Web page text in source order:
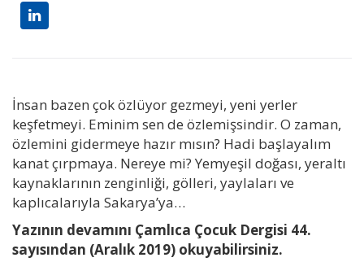
İnsan bazen çok özlüyor gezmeyi, yeni yerler
keşfetmeyi. Eminim sen de özlemişsindir. O zaman,
özlemini gidermeye hazır mısın? Hadi başlayalım
kanat çırpmaya. Nereye mi? Yemyeşil doğası, yeraltı
kaynaklarının zenginliği, gölleri, yaylaları ve
kaplıcalarıyla Sakarya’ya…
Yazının devamını Çamlıca Çocuk Dergisi 44.
sayısından (Aralık 2019) okuyabilirsiniz.